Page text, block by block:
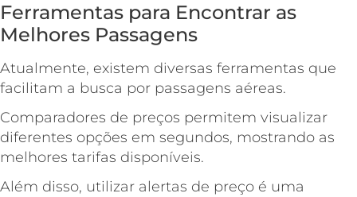
Ferramentas para Encontrar as
Melhores Passagens
Atualmente, existem diversas ferramentas que
facilitam a busca por passagens aéreas.
Comparadores de preços permitem visualizar
diferentes opções em segundos, mostrando as
melhores tarifas disponíveis.
Além disso, utilizar alertas de preço é uma